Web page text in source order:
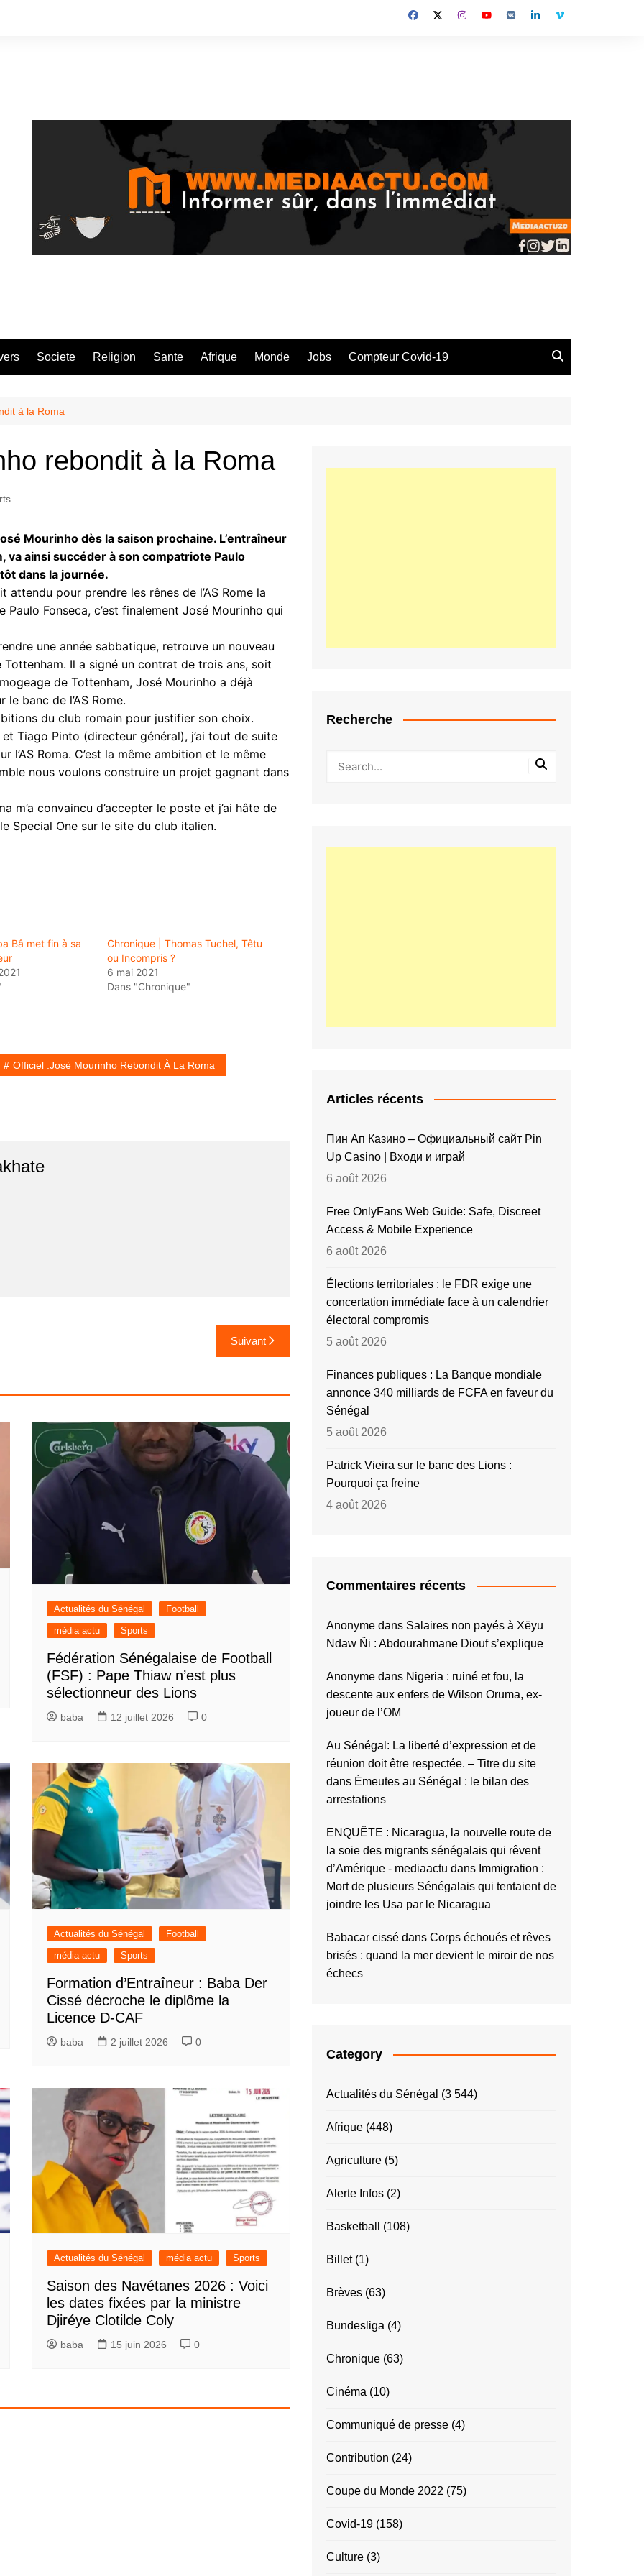
Societe Religion Sante Afrique Monde Jobs Compteur Covid-19
à la Roma
rebondit à la Roma
Mourinho dès la saison prochaine. L’entraîneur
ainsi succéder à son compatriote Paulo
dans la journée.
pour prendre les rênes de l’AS Rome la
Fonseca, c’est finalement José Mourinho qui
une année sabbatique, retrouve un nouveau
Il a signé un contrat de trois ans, soit
de Tottenham, José Mourinho a déjà
banc de l’AS Rome.
du club romain pour justifier son choix.
Tiago Pinto (directeur général), j’ai tout de suite
l’AS Roma. C’est la même ambition et le même
nous voulons construire un projet gagnant dans
m’a convaincu d’accepter le poste et j’ai hâte de
Special One sur le site du club italien.
Bâ met fin à sa
Chronique | Thomas Tuchel, Têtu
ou Incompris ?
6 mai 2021
Dans "Chronique"
Officiel :José Mourinho Rebondit À La Roma
Suivant
Actualités du Sénégal
Football
média actu
Sports
Fédération Sénégalaise de Football
(FSF) : Pape Thiaw n’est plus
sélectionneur des Lions
baba 12 juillet 2026 0
Actualités du Sénégal
Football
média actu
Sports
Formation d’Entraîneur : Baba Der
Cissé décroche le diplôme la
Licence D-CAF
baba 2 juillet 2026 0
Actualités du Sénégal média actu Sports
Saison des Navétanes 2026 : Voici
les dates fixées par la ministre
Djiréye Clotilde Coly
baba 15 juin 2026 0
Recherche
Articles récents
Пин Ап Казино – Официальный сайт Pin
Up Casino | Входи и играй
6 août 2026
Free OnlyFans Web Guide: Safe, Discreet
Access & Mobile Experience
6 août 2026
Élections territoriales : le FDR exige une
concertation immédiate face à un calendrier
électoral compromis
5 août 2026
Finances publiques : La Banque mondiale
annonce 340 milliards de FCFA en faveur du
Sénégal
5 août 2026
Patrick Vieira sur le banc des Lions :
Pourquoi ça freine
4 août 2026
Commentaires récents
Anonyme dans Salaires non payés à Xëyu
Ndaw Ñi : Abdourahmane Diouf s’explique
Anonyme dans Nigeria : ruiné et fou, la
descente aux enfers de Wilson Oruma, ex-
joueur de l’OM
Au Sénégal: La liberté d’expression et de
réunion doit être respectée. – Titre du site
dans Émeutes au Sénégal : le bilan des
arrestations
ENQUÊTE : Nicaragua, la nouvelle route de
la soie des migrants sénégalais qui rêvent
d’Amérique - mediaactu dans Immigration :
Mort de plusieurs Sénégalais qui tentaient de
joindre les Usa par le Nicaragua
Babacar cissé dans Corps échoués et rêves
brisés : quand la mer devient le miroir de nos
échecs
Category
Actualités du Sénégal (3 544)
Afrique (448)
Agriculture (5)
Alerte Infos (2)
Basketball (108)
Billet(1)
Brèves (63)
Bundesliga (4)
Chronique (63)
Cinéma (10)
Communiqué de presse (4)
Contribution (24)
Coupe du Monde 2022 (75)
Covid-19 (158)
Culture (3)